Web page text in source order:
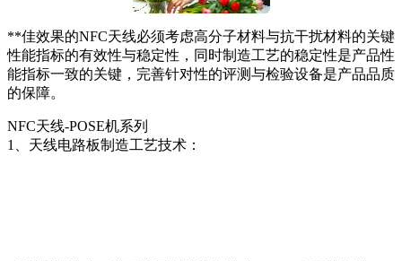
**佳效果的NFC天线必须考虑高分子材料与抗干扰材料的关键
性能指标的有效性与稳定性，同时制造工艺的稳定性是产品性
能指标一致的关键，完善针对性的评测与检验设备是产品品质
的保障。
NFC天线-POSE机系列
1、天线电路板制造工艺技术：